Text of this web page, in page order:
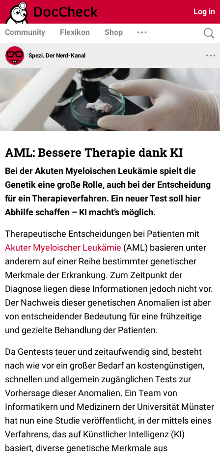
Log in
Community Flexikon Shop
Spezi. Der Nerd-Kanal
AML: Bessere Therapie dank KI
Bei der Akuten Myeloischen Leukämie spielt die
Genetik eine große Rolle, auch bei der Entscheidung
für ein Therapieverfahren. Ein neuer Test soll hier
Abhilfe schaffen – KI macht’s möglich.
Therapeutische Entscheidungen bei Patienten mit
Akuter Myeloischer Leukämie (AML) basieren unter
anderem auf einer Reihe bestimmter genetischer
Merkmale der Erkrankung. Zum Zeitpunkt der
Diagnose liegen diese Informationen jedoch nicht vor.
Der Nachweis dieser genetischen Anomalien ist aber
von entscheidender Bedeutung für eine frühzeitige
und gezielte Behandlung der Patienten.
Da Gentests teuer und zeitaufwendig sind, besteht
nach wie vor ein großer Bedarf an kostengünstigen,
schnellen und allgemein zugänglichen Tests zur
Vorhersage dieser Anomalien. Ein Team von
Informatikern und Medizinern der Universität Münster
hat nun eine Studie veröffentlicht, in der mittels eines
Verfahrens, das auf Künstlicher Intelligenz (KI)
basiert, diverse genetische Merkmale aus